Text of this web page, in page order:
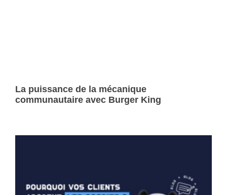
La puissance de la mécanique
communautaire avec Burger King